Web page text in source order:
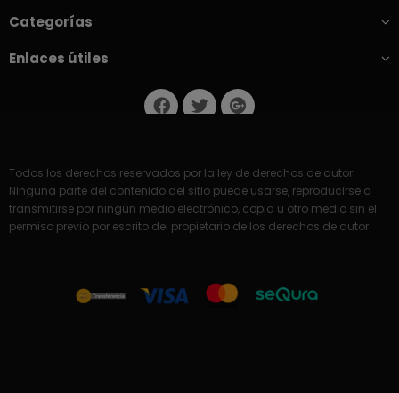
Categorías
Enlaces útiles
Todos los derechos reservados por la ley de derechos de autor.
Ninguna parte del contenido del sitio puede usarse, reproducirse o
transmitirse por ningún medio electrónico, copia u otro medio sin el
permiso previo por escrito del propietario de los derechos de autor.